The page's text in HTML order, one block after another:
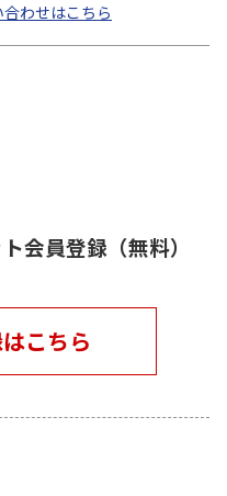
わせはこちら
会員登録（無料）
こちら